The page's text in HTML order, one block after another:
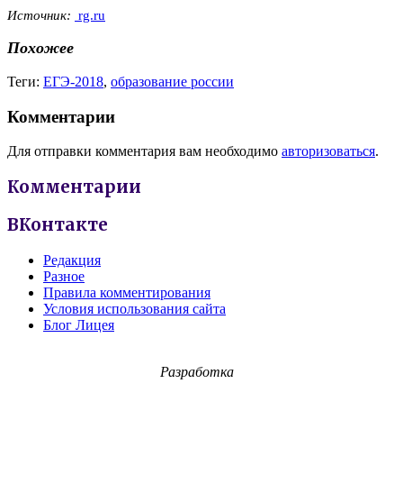
Источник: rg.ru
Похожее
Теги: ЕГЭ-2018, образование россии
Комментарии
Для отправки комментария вам необходимо авторизоваться.
Комментарии
ВКонтакте
Редакция
Разное
Правила комментирования
Условия использования сайта
Блог Лицея
Разработка